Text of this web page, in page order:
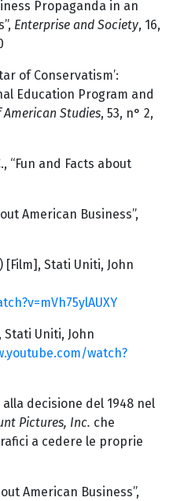
Propaganda in an
Enterprise and Society, 16,
of Conservatism’:
Education Program and
Studies, 53, n° 2,
“Fun and Facts about
American Business”,
[Film], Stati Uniti, John
Stati Uniti, John
watch?
decisione del 1948 nel
Pictures, Inc. che
a cedere le proprie
American Business”,